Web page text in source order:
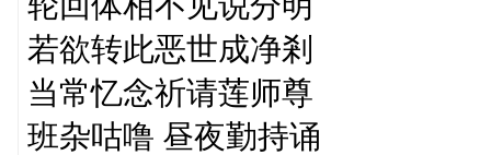
若欲转此恶世成净剎
当常忆念祈请莲师尊
班杂咕噜 昼夜勤持诵